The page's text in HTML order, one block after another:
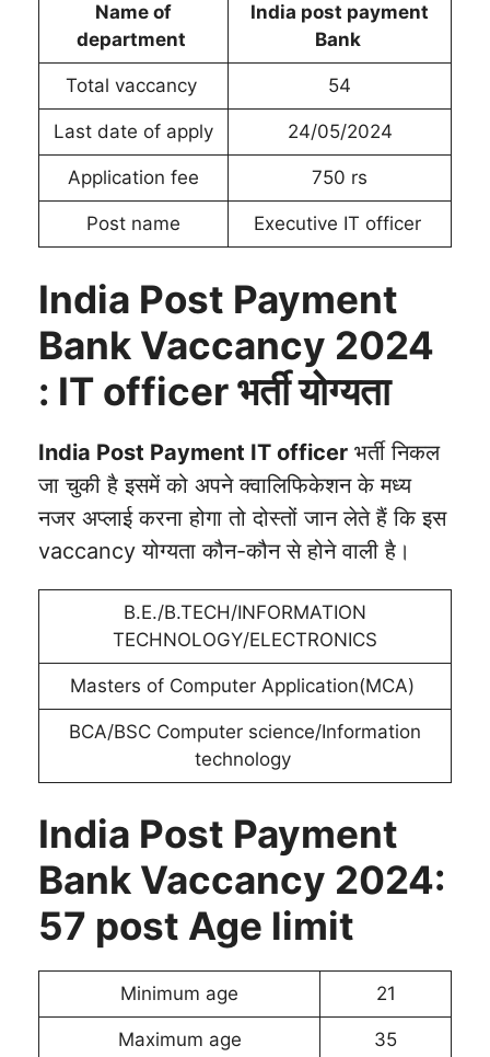
Name of
department
India post payment
Bank
Total vaccancy 54
Last date of apply 24/05/2024
Application fee 750 rs
Post name Executive IT officer
India Post Payment
Bank Vaccancy 2024
: IT officer भर्ती योग्यता
India Post Payment IT officer भर्ती निकल
जा चुकी है इसमें को अपने क्वालिफिकेशन के मध्य
नजर अप्लाई करना होगा तो दोस्तों जान लेते हैं कि इस
vaccancy योग्यता कौन-कौन से होने वाली है।
B.E./B.TECH/INFORMATION
TECHNOLOGY/ELECTRONICS
Masters of Computer Application(MCA)
BCA/BSC Computer science/Information
technology
India Post Payment
Bank Vaccancy 2024:
57 post Age limit
Minimum age 21
Maximum age 35